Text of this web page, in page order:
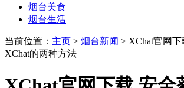
烟台美食
烟台生活
当前位置： 主页 > 烟台新闻 > XChat官网
XChat的两种方法